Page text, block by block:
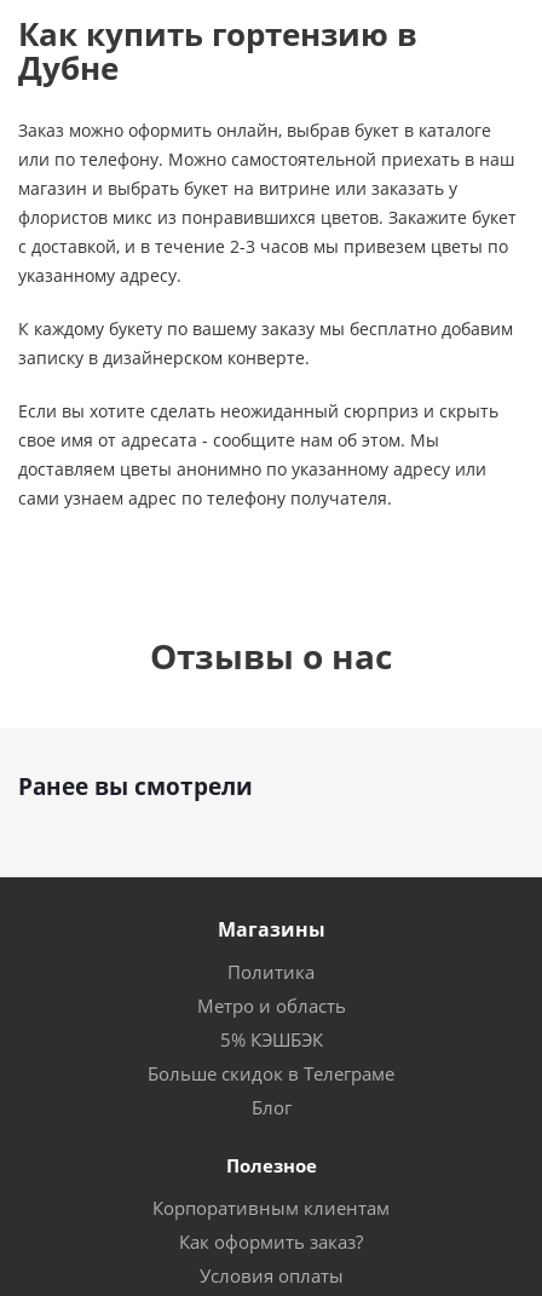
Как купить гортензию в
Дубне
Заказ можно оформить онлайн, выбрав букет в каталоге
или по телефону. Можно самостоятельной приехать в наш
магазин и выбрать букет на витрине или заказать у
флористов микс из понравившихся цветов. Закажите букет
с доставкой, и в течение 2-3 часов мы привезем цветы по
указанному адресу.
К каждому букету по вашему заказу мы бесплатно добавим
записку в дизайнерском конверте.
Если вы хотите сделать неожиданный сюрприз и скрыть
свое имя от адресата - сообщите нам об этом. Мы
доставляем цветы анонимно по указанному адресу или
сами узнаем адрес по телефону получателя.
Отзывы о нас
Ранее вы смотрели
Магазины
Политика
Метро и область
5% КЭШБЭК
Больше скидок в Телеграме
Блог
Полезное
Корпоративным клиентам
Как оформить заказ?
Условия оплаты